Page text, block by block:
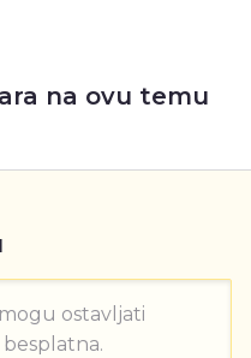
na ovu temu
ostavljati